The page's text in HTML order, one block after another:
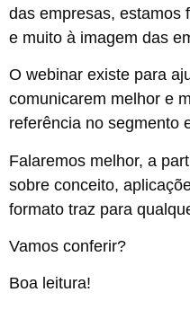
das empresas, estamos
e muito à imagem das
O webinar existe para
comunicarem melhor e
referência no segmento
Falaremos melhor, a
sobre conceito,
formato traz para
Vamos conferir?
Boa leitura!